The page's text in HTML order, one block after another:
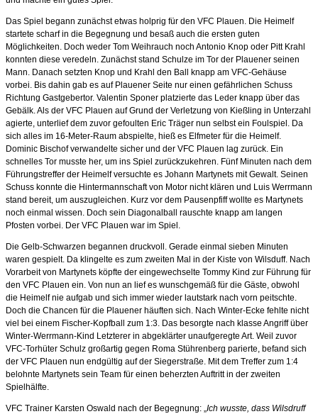
Das Spiel begann zunächst etwas holprig für den VFC Plauen. Die Heimelf
startete scharf in die Begegnung und besaß auch die ersten guten
Möglichkeiten. Doch weder Tom Weihrauch noch Antonio Knop oder Pitt Krahl
konnten diese veredeln. Zunächst stand Schulze im Tor der Plauener seinen
Mann. Danach setzten Knop und Krahl den Ball knapp am VFC-Gehäuse
vorbei. Bis dahin gab es auf Plauener Seite nur einen gefährlichen Schuss
Richtung Gastgebertor. Valentin Sponer platzierte das Leder knapp über das
Gebälk. Als der VFC Plauen auf Grund der Verletzung von Kießling in Unterzahl
agierte, unterlief dem zuvor gefoulten Eric Träger nun selbst ein Foulspiel. Da
sich alles im 16-Meter-Raum abspielte, hieß es Elfmeter für die Heimelf.
Dominic Bischof verwandelte sicher und der VFC Plauen lag zurück. Ein
schnelles Tor musste her, um ins Spiel zurückzukehren. Fünf Minuten nach dem
Führungstreffer der Heimelf versuchte es Johann Martynets mit Gewalt. Seinen
Schuss konnte die Hintermannschaft von Motor nicht klären und Luis Werrmann
stand bereit, um auszugleichen. Kurz vor dem Pausenpfiff wollte es Martynets
noch einmal wissen. Doch sein Diagonalball rauschte knapp am langen
Pfosten vorbei. Der VFC Plauen war im Spiel.
Die Gelb-Schwarzen begannen druckvoll. Gerade einmal sieben Minuten
waren gespielt. Da klingelte es zum zweiten Mal in der Kiste von Wilsduff. Nach
Vorarbeit von Martynets köpfte der eingewechselte Tommy Kind zur Führung für
den VFC Plauen ein. Von nun an lief es wunschgemäß für die Gäste, obwohl
die Heimelf nie aufgab und sich immer wieder lautstark nach vorn peitschte.
Doch die Chancen für die Plauener häuften sich. Nach Winter-Ecke fehlte nicht
viel bei einem Fischer-Kopfball zum 1:3. Das besorgte nach klasse Angriff über
Winter-Werrmann-Kind Letzterer in abgeklärter unaufgeregte Art. Weil zuvor
VFC-Torhüter Schulz großartig gegen Roma Stührenberg parierte, befand sich
der VFC Plauen nun endgültig auf der Siegerstraße. Mit dem Treffer zum 1:4
belohnte Martynets sein Team für einen beherzten Auftritt in der zweiten
Spielhälfte.
VFC Trainer Karsten Oswald nach der Begegnung: „ Ich wusste, dass Wilsdruff